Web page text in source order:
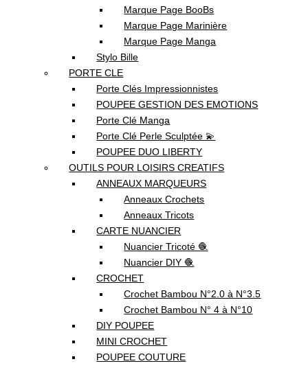
Marque Page BooBs
Marque Page Marinière
Marque Page Manga
Stylo Bille
PORTE CLE
Porte Clés Impressionnistes
POUPEE GESTION DES EMOTIONS
Porte Clé Manga
Porte Clé Perle Sculptée 💫
POUPEE DUO LIBERTY
OUTILS POUR LOISIRS CREATIFS
ANNEAUX MARQUEURS
Anneaux Crochets
Anneaux Tricots
CARTE NUANCIER
Nuancier Tricoté 🧶
Nuancier DIY 🧶
CROCHET
Crochet Bambou N°2.0 à N°3.5
Crochet Bambou N° 4 à N°10
DIY POUPEE
MINI CROCHET
POUPEE COUTURE